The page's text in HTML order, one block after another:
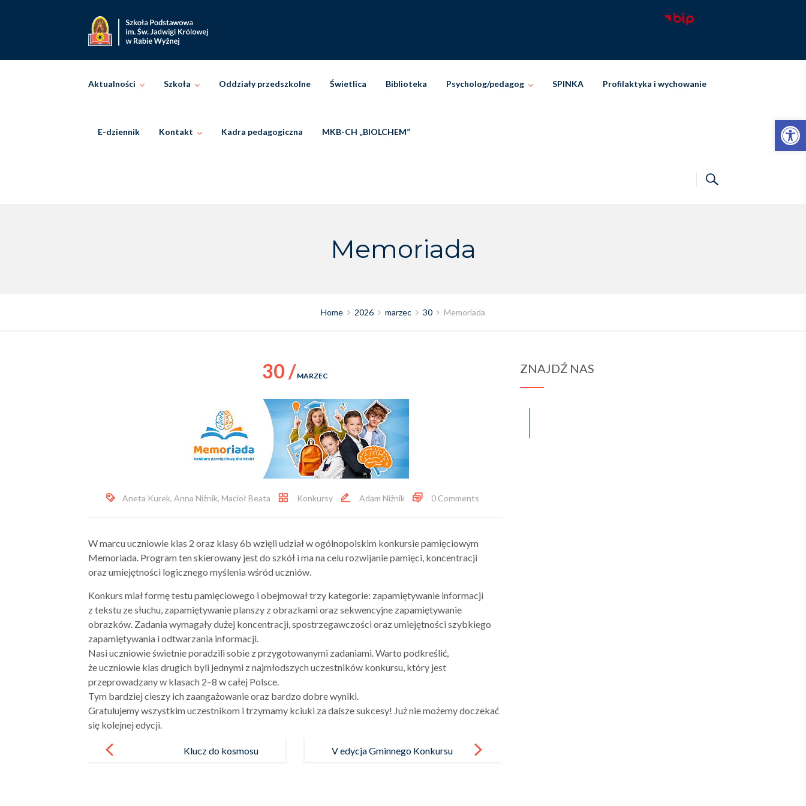
Otwórz pasek narzędzi
Aktualności Szkoła Oddziały przedszkolne Świetlica Biblioteka Psycholog/pedagog SPINKA Profilaktyka i wychowanie
E-dziennik Kontakt Kadra pedagogiczna MKB-CH „BIOLCHEM”
Memoriada
Home 2026 marzec 30 Memoriada
30 / MARZEC
Aneta Kurek, Anna Niżnik, Macioł Beata Konkursy Adam Niżnik 0 Comments
W marcu uczniowie klas 2 oraz klasy 6b wzięli udział w ogólnopolskim konkursie pamięciowym
Memoriada. Program ten skierowany jest do szkół i ma na celu rozwijanie pamięci, koncentracji
oraz umiejętności logicznego myślenia wśród uczniów.
Konkurs miał formę testu pamięciowego i obejmował trzy kategorie: zapamiętywanie informacji
z tekstu ze słuchu, zapamiętywanie planszy z obrazkami oraz sekwencyjne zapamiętywanie
obrazków. Zadania wymagały dużej koncentracji, spostrzegawczości oraz umiejętności szybkiego
zapamiętywania i odtwarzania informacji.
Nasi uczniowie świetnie poradzili sobie z przygotowanymi zadaniami. Warto podkreślić,
że uczniowie klas drugich byli jednymi z najmłodszych uczestników konkursu, który jest
przeprowadzany w klasach 2–8 w całej Polsce.
Tym bardziej cieszy ich zaangażowanie oraz bardzo dobre wyniki.
Gratulujemy wszystkim uczestnikom i trzymamy kciuki za dalsze sukcesy! Już nie możemy doczekać
się kolejnej edycji.
navigation
Klucz do kosmosu
V edycja Gminnego Konkursu
ZNAJDŹ NAS